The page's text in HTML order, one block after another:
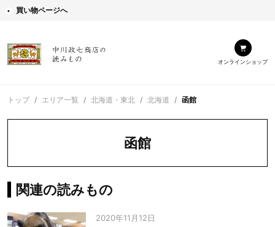
買い物ページへ
オンラインショップ
トップ エリア一覧 北海道・東北 北海道 函館
函館
関連の読みもの
2020年11月12日